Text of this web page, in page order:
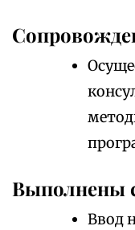
Выполнены
Ввод